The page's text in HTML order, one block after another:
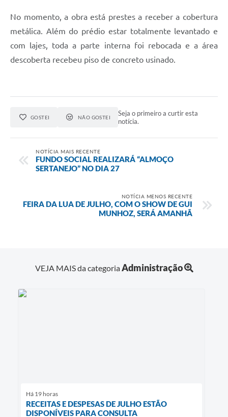
No momento, a obra está prestes a receber a cobertura
metálica. Além do prédio estar totalmente levantado e
com lajes, toda a parte interna foi rebocada e a área
descoberta recebeu piso de concreto usinado.
GOSTEI NÃO GOSTEI
Seja o primeiro a curtir esta
notícia.
NOTÍCIA MAIS RECENTE
FUNDO SOCIAL REALIZARÁ “ALMOÇO
SERTANEJO” NO DIA 27
NOTÍCIA MENOS RECENTE
FEIRA DA LUA DE JULHO, COM O SHOW DE GUI
MUNHOZ, SERÁ AMANHÃ
VEJA MAIS da categoriaAdministração
Há 19 horas
RECEITAS E DESPESAS DE JULHO ESTÃO
DISPONÍVEIS PARA CONSULTA